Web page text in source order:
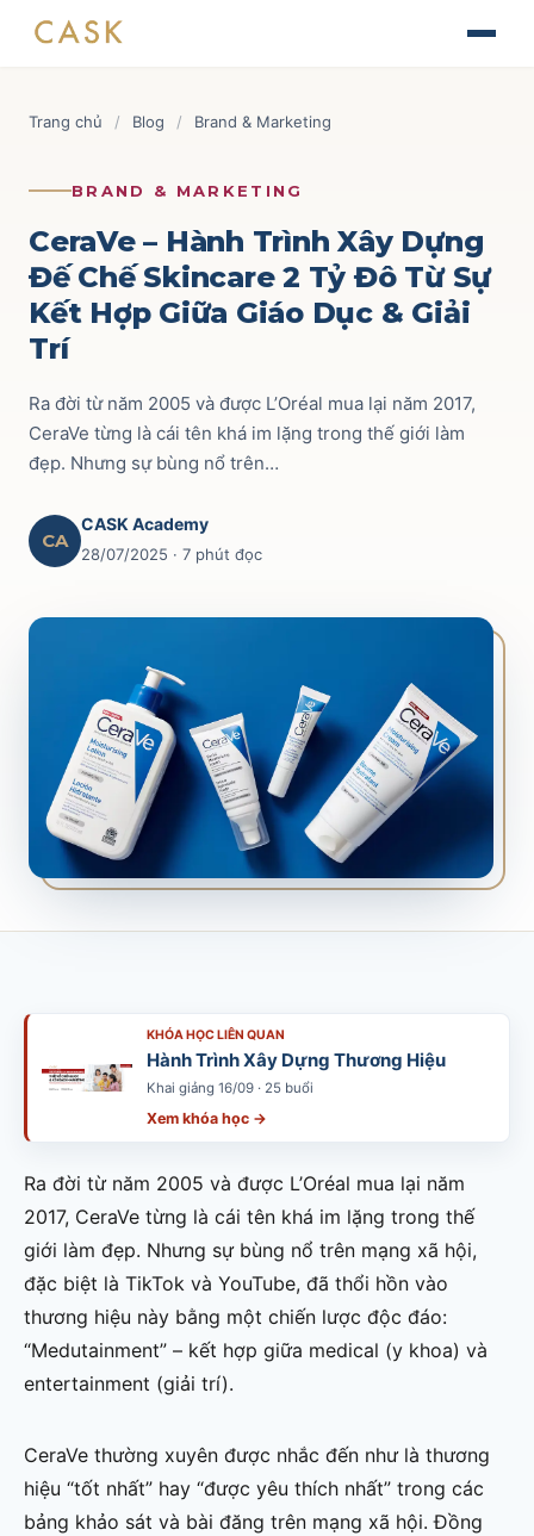
The Journey of Brand Building
Thiết kế chiến lược & kế hoạch Marketing
Tài chính ứng dụng cho quản lý thương mại
Lập kế hoạch kinh doanh hàng năm
Impactful Trade Marketing Management
Data-driven Trade Marketing Excellence
Phân tích dữ liệu Trade Marketing
Route To Market Strategy
SALES & DISTRIBUTION
Design Winning Ecommerce Channel
Chiến lược kênh thương mại điện tử
LỊCH HỌC
Xem lịch khai giảng tất cả khóa học
Đăng ký ngay →
Trade Marketing 110
Route to Market
Key Account 42
Liên hệ
Trang chủ / Blog / Brand & Marketing
BRAND & MARKETING
CeraVe – Hành Trình Xây Dựng
Đế Chế Skincare 2 Tỷ Đô Từ Sự
Kết Hợp Giữa Giáo Dục & Giải
Trí
Ra đời từ năm 2005 và được L’Oréal mua lại năm 2017,
CeraVe từng là cái tên khá im lặng trong thế giới làm
đẹp. Nhưng sự bùng nổ trên…
CA
CASK Academy
28/07/2025 · 7 phút đọc
KHÓA HỌC LIÊN QUAN
Hành Trình Xây Dựng Thương Hiệu
Khai giảng 16/09 · 25 buổi
Xem khóa học →
Ra đời từ năm 2005 và được L’Oréal mua lại năm
2017, CeraVe từng là cái tên khá im lặng trong thế
giới làm đẹp. Nhưng sự bùng nổ trên mạng xã hội,
đặc biệt là TikTok và YouTube, đã thổi hồn vào
thương hiệu này bằng một chiến lược độc đáo:
“Medutainment” – kết hợp giữa medical (y khoa) và
entertainment (giải trí).
CeraVe thường xuyên được nhắc đến như là thương
hiệu “tốt nhất” hay “được yêu thích nhất” trong các
bảng khảo sát và bài đăng trên mạng xã hội. Đồng